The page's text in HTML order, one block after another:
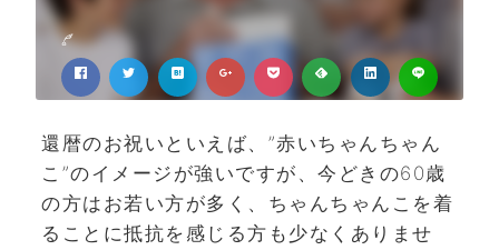
還暦のお祝いといえば、”赤いちゃんちゃん
こ”のイメージが強いですが、今どきの60歳
の方はお若い方が多く、ちゃんちゃんこを着
ることに抵抗を感じる方も少なくありませ